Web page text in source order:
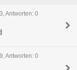
Antworten: 0
Antworten: 0